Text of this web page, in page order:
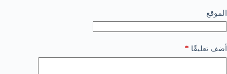
الموقع
أضف تعليقًا *